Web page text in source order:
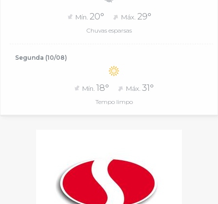
Mín. 20° Máx. 29°
Chuvas esparsas
Segunda (10/08)
Mín. 18° Máx.31°
Tempo limpo